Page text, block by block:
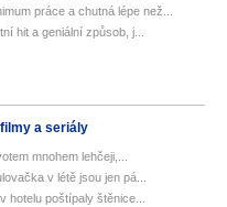
práce a chutná lépe než...
hit a geniální způsob, j...
a seriály
mnohem lehčeji,...
v létě jsou jen pá...
hotelu poštípaly štěnice...